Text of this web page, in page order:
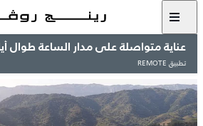
عناية متواصلة على مدار الساعة طوال
تطبيق REMOTE